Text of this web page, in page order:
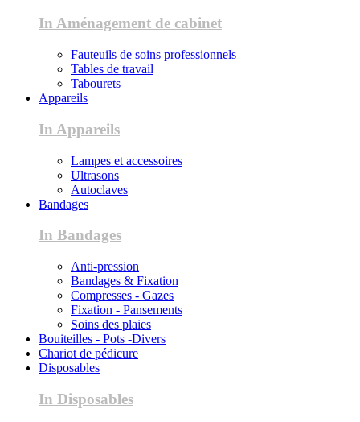
In Aménagement de cabinet
Fauteuils de soins professionnels
Tables de travail
Tabourets
Appareils
In Appareils
Lampes et accessoires
Ultrasons
Autoclaves
Bandages
In Bandages
Anti-pression
Bandages & Fixation
Compresses - Gazes
Fixation - Pansements
Soins des plaies
Bouiteilles - Pots -Divers
Chariot de pédicure
Disposables
In Disposables